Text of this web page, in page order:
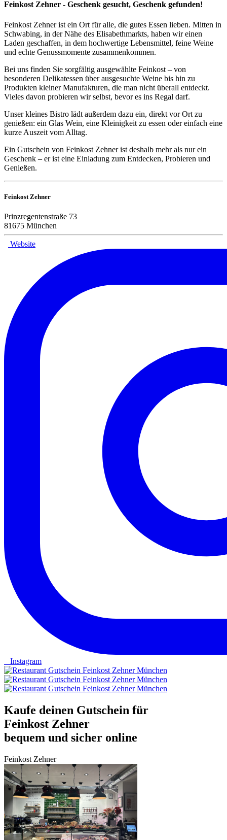
Feinkost Zehner - Geschenk gesucht, Geschenk gefunden!
Feinkost Zehner ist ein Ort für alle, die gutes Essen lieben. Mitten in
Schwabing, in der Nähe des Elisabethmarkts, haben wir einen
Laden geschaffen, in dem hochwertige Lebensmittel, feine Weine
und echte Genussmomente zusammenkommen.
Bei uns finden Sie sorgfältig ausgewählte Feinkost – von
besonderen Delikatessen über ausgesuchte Weine bis hin zu
Produkten kleiner Manufakturen, die man nicht überall entdeckt.
Vieles davon probieren wir selbst, bevor es ins Regal darf.
Unser kleines Bistro lädt außerdem dazu ein, direkt vor Ort zu
genießen: ein Glas Wein, eine Kleinigkeit zu essen oder einfach eine
kurze Auszeit vom Alltag.
Ein Gutschein von Feinkost Zehner ist deshalb mehr als nur ein
Geschenk – er ist eine Einladung zum Entdecken, Probieren und
Genießen.
Feinkost Zehner
Prinzregentenstraße 73
81675 München
Website
Instagram
Kaufe deinen Gutschein für
Feinkost Zehner
bequem und sicher online
Feinkost Zehner